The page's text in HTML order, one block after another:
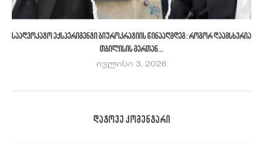
საადვოკატო ექსპერიმენტი ბიუროკრატიის წინააღმდეგ: როგორ დაამსხვრია
თბილისის მერთან...
ივლისი 3, 2026
ᲓᲐᲢᲝᲕᲔ ᲙᲝᲛᲔᲜᲢᲐᲠᲘ